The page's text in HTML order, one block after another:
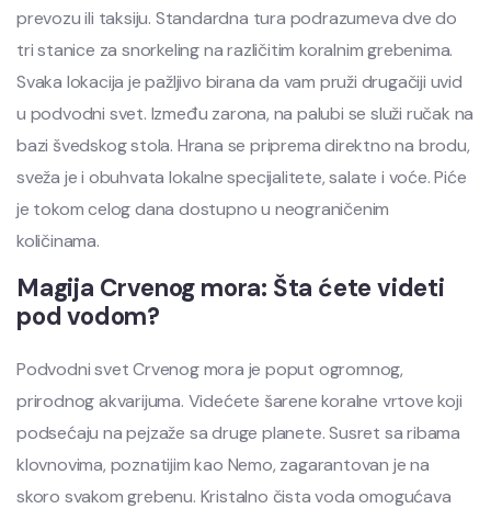
prevozu ili taksiju. Standardna tura podrazumeva dve do
tri stanice za snorkeling na različitim koralnim grebenima.
Svaka lokacija je pažljivo birana da vam pruži drugačiji uvid
u podvodni svet. Između zarona, na palubi se služi ručak na
bazi švedskog stola. Hrana se priprema direktno na brodu,
sveža je i obuhvata lokalne specijalitete, salate i voće. Piće
je tokom celog dana dostupno u neograničenim
količinama.
Magija Crvenog mora: Šta ćete videti
pod vodom?
Podvodni svet Crvenog mora je poput ogromnog,
prirodnog akvarijuma. Videćete šarene koralne vrtove koji
podsećaju na pejzaže sa druge planete. Susret sa ribama
klovnovima, poznatijim kao Nemo, zagarantovan je na
skoro svakom grebenu. Kristalno čista voda omogućava